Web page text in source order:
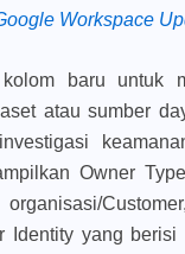
Workspace
baru untuk
atau sumber
Owner Type
organisasi/
Identityyang berisi